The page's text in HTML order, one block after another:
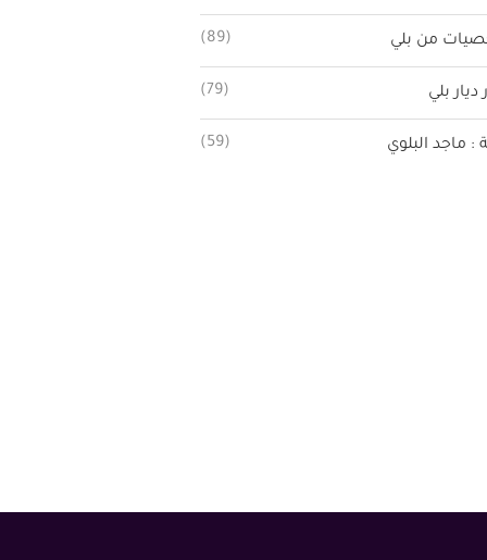
من بلي (89)
ديار بلي (79)
: ماجد البلوي (59)